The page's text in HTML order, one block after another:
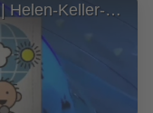
MediaSurfer 2022 | Helen-Keller-Schule, Rüsselsheim am Main: HKS News